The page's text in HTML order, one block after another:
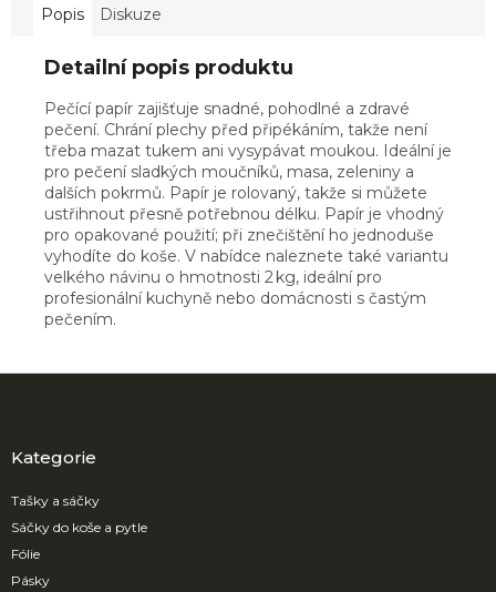
Popis Diskuze
Detailní popis produktu
Pečící papír zajišťuje snadné, pohodlné a zdravé
pečení. Chrání plechy před připékáním, takže není
třeba mazat tukem ani vysypávat moukou. Ideální je
pro pečení sladkých moučníků, masa, zeleniny a
dalších pokrmů. Papír je rolovaný, takže si můžete
ustřihnout přesně potřebnou délku. Papír je vhodný
pro opakované použití; při znečištění ho jednoduše
vyhodíte do koše. V nabídce naleznete také variantu
velkého návinu o hmotnosti 2 kg, ideální pro
profesionální kuchyně nebo domácnosti s častým
pečením.
aKategorie
Tašky a sáčky
Sáčky do koše a pytle
Fólie
Pásky